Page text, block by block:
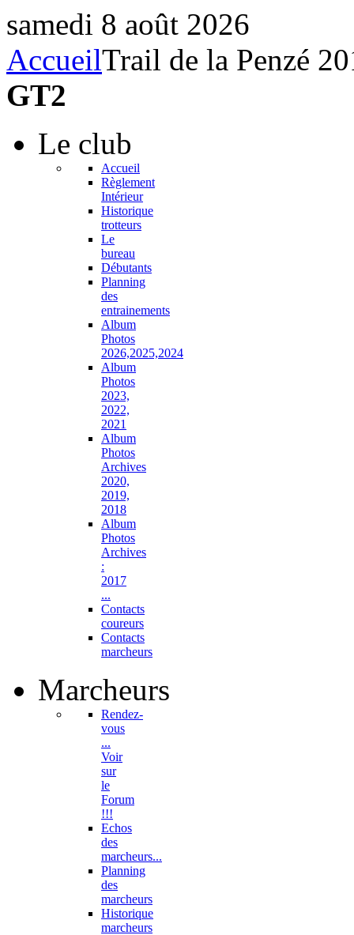
samedi 8 août 2026
AccueilTrail de la Penzé
GT2
Le club
Accueil
Règlement
Intérieur
Historique
trotteurs
Le
bureau
Débutants
Planning
des
entrainements
Album
Photos
2026,2025,2024
Album
Photos
2023,
2022,
2021
Album
Photos
Archives
2020,
2019,
2018
Album
Photos
Archives
:
2017
...
Contacts
coureurs
Contacts
marcheurs
Marcheurs
Rendez-
vous
...
Voir
sur
le
Forum
!!!
Echos
des
marcheurs...
Planning
des
marcheurs
Historique
marcheurs